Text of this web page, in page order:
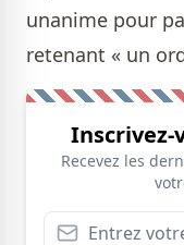
unanime pour
retenant « un
Recevez les